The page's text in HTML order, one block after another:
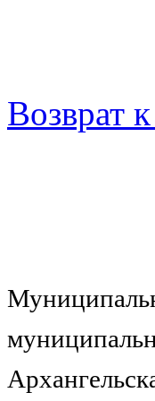
Возврат